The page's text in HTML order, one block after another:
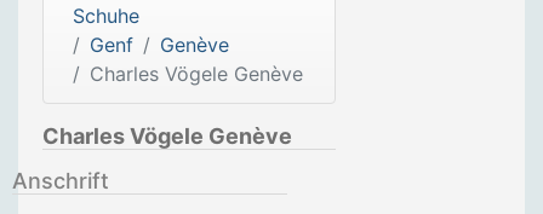
Schuhe
Genf
Genève
Charles Vögele Genève
Charles Vögele Genève
Anschrift